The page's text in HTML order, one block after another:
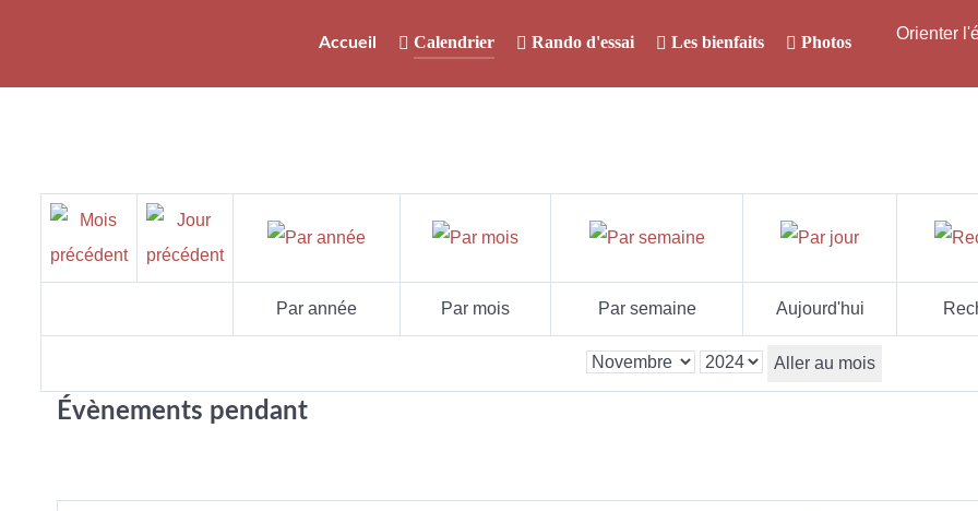
Accueil Calendrier Rando d'essai Les bienfaits Photos Orienter
Par année Par mois Par semaine Aujourd'hui
Aller au mois
Évènements pendant